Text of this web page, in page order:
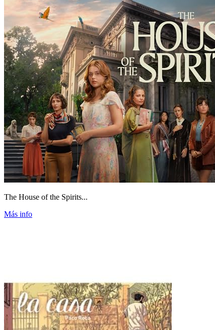
The House of the Spirits...
Más info